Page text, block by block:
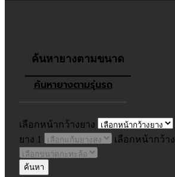
ค้นหายางตามขนาด
ค้นหายางตามรุ่นรถ
เลือกหน้ากว้างยาง
ยาง 1
เลือกหน้ากว้า
ค้นหา